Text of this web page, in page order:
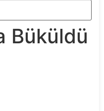
Büküldü